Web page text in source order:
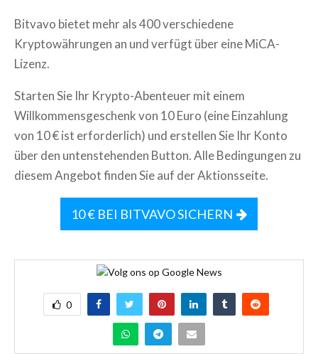
Bitvavo bietet mehr als 400 verschiedene
Kryptowährungen an und verfügt über eine MiCA-
Lizenz.
Starten Sie Ihr Krypto-Abenteuer mit einem
Willkommensgeschenk von 10 Euro (eine Einzahlung
von 10 € ist erforderlich) und erstellen Sie Ihr Konto
über den untenstehenden Button. Alle Bedingungen zu
diesem Angebot finden Sie auf der Aktionsseite.
10 € BEI BITVAVO SICHERN
0